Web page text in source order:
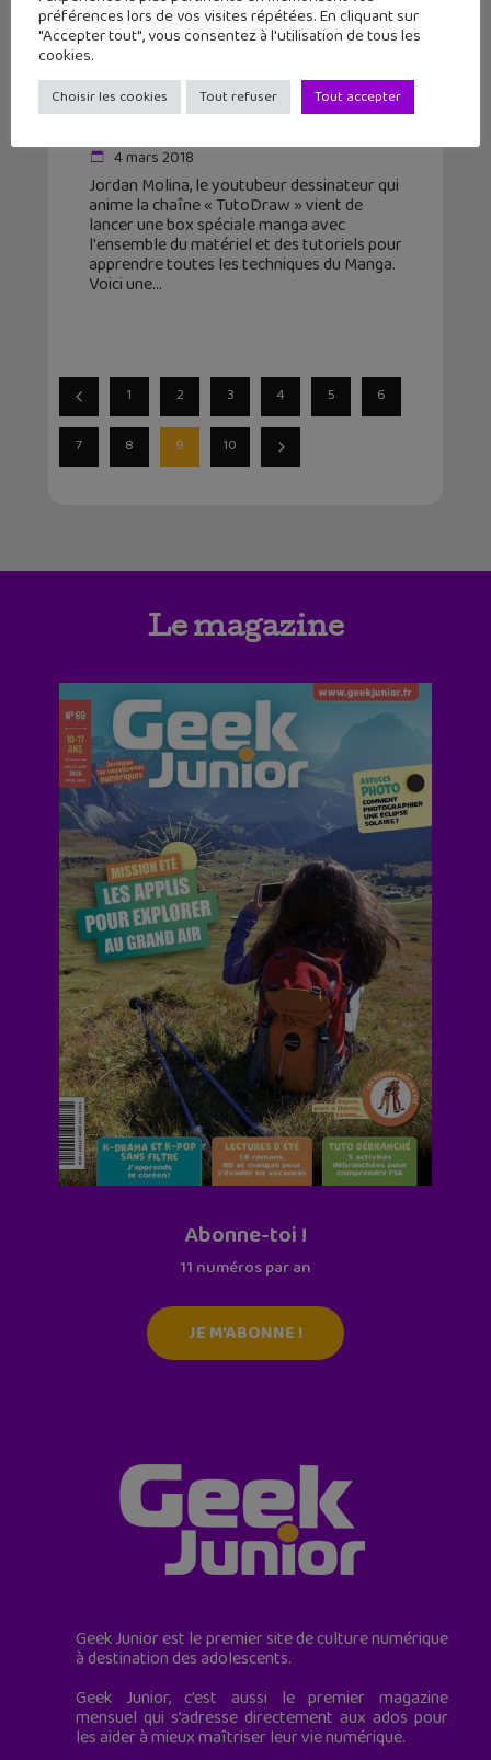
« TutoDraw », le youtubeur
dessinateur lance sa box manga !
4 mars 2018
Jordan Molina, le youtubeur dessinateur qui
anime la chaîne « TutoDraw » vient de
lancer une box spéciale manga avec
l'ensemble du matériel et des tutoriels pour
apprendre toutes les techniques du Manga.
Voici une
1 2 3 4 5 6
7 8 9 10
Le magazine
Abonne-toi !
11 numéros par an
JE M'ABONNE !
Geek Junior est le premier site de culture numérique
à destination des adolescents.
Geek Junior, c’est aussi le premier magazine
mensuel qui s’adresse directement aux ados pour
les aider à mieux maîtriser leur vie numérique.
préférences lors de vos visites répétées. En cliquant sur
"Accepter tout", vous consentez à l'utilisation de tous les
cookies.
Choisir les cookies Tout refuser Tout accepter